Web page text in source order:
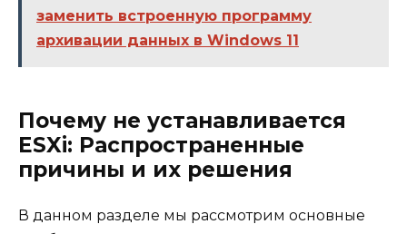
заменить встроенную программу
архивации данных в Windows 11
Почему не устанавливается
ESXi: Распространенные
причины и их решения
В данном разделе мы рассмотрим основные